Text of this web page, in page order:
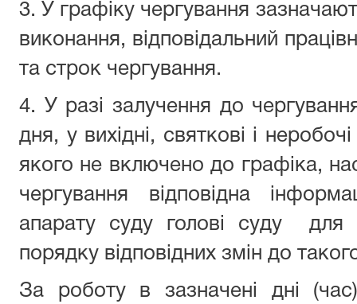
3. У графіку чергування
виконання, відповідальний
та строк чергування.
4. У разі залучення до
дня, у вихідні, святкові і
якого не включено до графіка,
чергування відповідна
апарату суду голові суду
для
порядку відповідних змін до
За роботу в зазначені дні